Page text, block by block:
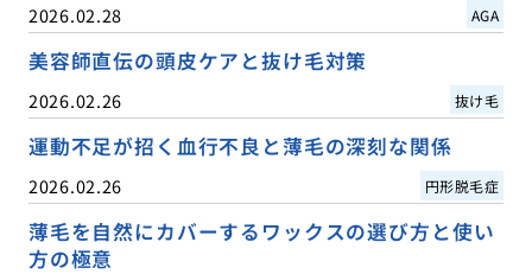
2026.02.28 AGA
美容師直伝の頭皮ケアと抜け毛対策
2026.02.26 抜け毛
運動不足が招く血行不良と薄毛の深刻な関係
2026.02.26 円形脱毛症
薄毛を自然にカバーするワックスの選び方と使い
方の極意